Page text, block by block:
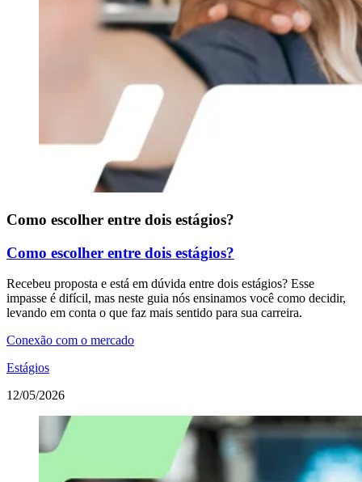
Como escolher entre dois estágios?
Como escolher entre dois estágios?
Recebeu proposta e está em dúvida entre dois estágios? Esse
impasse é difícil, mas neste guia nós ensinamos você como decidir,
levando em conta o que faz mais sentido para sua carreira.
Conexão com o mercado
Estágios
12/05/2026